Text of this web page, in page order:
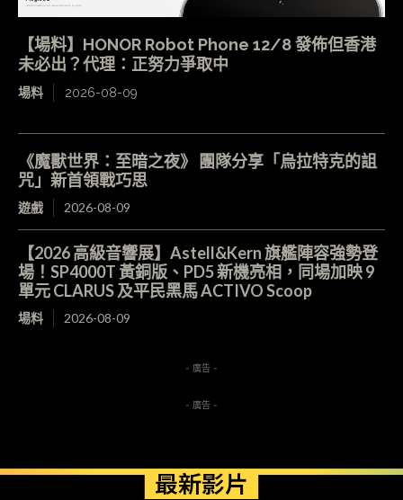
【場料】HONOR Robot Phone 12/8 發佈但香港
未必出？代理：正努力爭取中
場料 2026-08-09
《魔獸世界：至暗之夜》 團隊分享「烏拉特克的詛
咒」新首領戰巧思
遊戲 2026-08-09
【2026 高級音響展】Astell&Kern 旗艦陣容強勢登
場！SP4000T 黃銅版、PD5 新機亮相，同場加映 9
單元 CLARUS 及平民黑馬 ACTIVO Scoop
場料 2026-08-09
- 廣告 -
- 廣告 -
最新影片